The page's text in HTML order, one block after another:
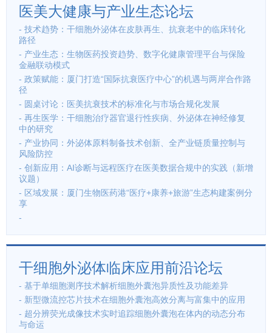
医美大健康与产业生态论坛
- 技术趋势：干细胞外泌体在皮肤再生、抗衰老中的临床转化
路径
- 产业生态：生物医药投资趋势、数字化健康管理平台与保险
金融联动模式
- 政策赋能：厦门打造“国际抗衰医疗中心”的机遇与两岸合作路
径
- 圆桌讨论：医美抗衰技术的标准化与市场合规化发展
- 再生医学：干细胞治疗器官退行性疾病、外泌体在神经修复
中的研究
- 产业协同：外泌体原料制备技术创新、全产业链质量控制与
风险防控
- 创新应用：AI诊断与远程医疗在医美数据合规中的实践（新增
议题）
- 区域发展：厦门生物医药港“医疗+康养+旅游”生态构建案例分
享
-
干细胞外泌体临床应用前沿论坛
- 基于单细胞测序技术解析细胞外囊泡异质性及功能差异
- 新型微流控芯片技术在细胞外囊泡高效分离与富集中的应用
- 超分辨荧光成像技术实时追踪细胞外囊泡在体内的动态分布
与命运